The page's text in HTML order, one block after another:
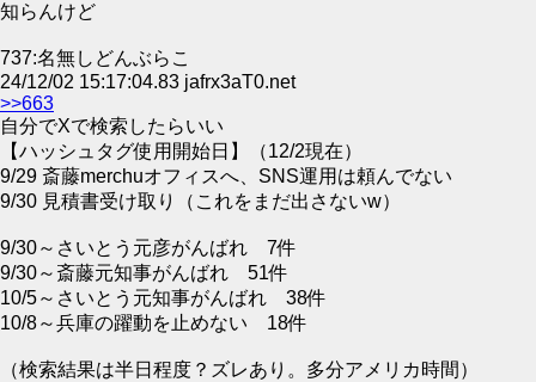
知らんけど
737:名無しどんぶらこ
24/12/02 15:17:04.83 jafrx3aT0.net
>>663
自分でXで検索したらいい
【ハッシュタグ使用開始日】（12/2現在）
9/29 斎藤merchuオフィスへ、SNS運用は頼んでない
9/30 見積書受け取り（これをまだ出さないw）
9/30～さいとう元彦がんばれ 7件
9/30～斎藤元知事がんばれ 51件
10/5～さいとう元知事がんばれ 38件
10/8～兵庫の躍動を止めない 18件
（検索結果は半日程度？ズレあり。多分アメリカ時間）